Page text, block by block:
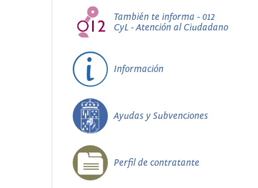
También te informa - 012
CyL - Atención al Ciudadano
Información
Ayudas y Subvenciones
Perfil de contratante